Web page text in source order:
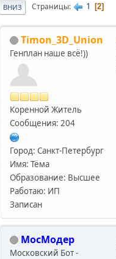
ВНИЗ Страницы 1 2
Timon_3D_Union
Генплан наше всё!))
Коренной Житель
Сообщения: 204
Город: Санкт-Петербург
Имя: Тёма
Образование: Высшее
Работаю: ИП
Записан
МосМодер
Московский Бот -